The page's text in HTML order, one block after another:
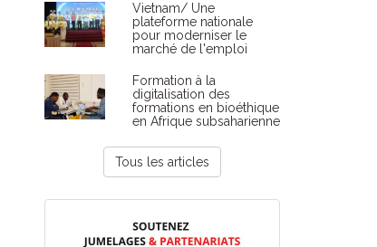
Vietnam/ Une
plateforme nationale
pour moderniser le
marché de l'emploi
Formation à la
digitalisation des
formations en bioéthique
en Afrique subsaharienne
Tous les articles